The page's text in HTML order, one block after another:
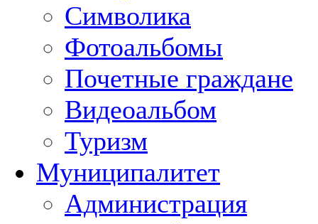
Символика
Фотоальбомы
Почетные граждане
Видеоальбом
Туризм
Муниципалитет
Администрация